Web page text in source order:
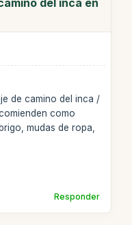
del inca en
de camino del inca /
como
mudas de ropa,
Responder